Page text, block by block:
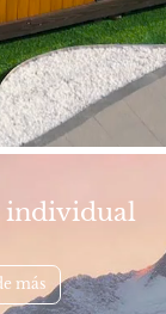
individual
más